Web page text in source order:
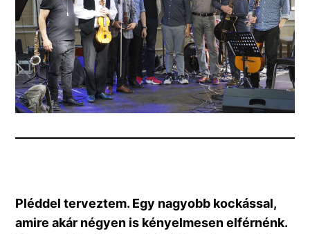
Pléddel terveztem. Egy nagyobb kockással,
amire akár négyen is kényelmesen elférnénk.